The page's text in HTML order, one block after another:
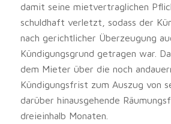
damit seine mietvertraglichen
schuldhaft verletzt, sodass der
nach gerichtlicher Überzeugung
Kündigungsgrund getragen war.
dem Mieter über die noch
Kündigungsfrist zum Auszug von
darüber hinausgehende
dreieinhalb Monaten.